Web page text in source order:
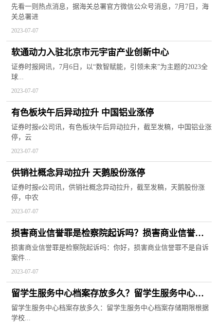
等十地食品；A股超3100股下跌，外资净流出近40
亿！
先看一则热点消息，据海关总署官方微信公众号消息，7月7日，海
关总署进
2023-07-07
软通动力入驻北京市元宇宙产业创新中心
证券时报网讯，7月6日，以“数智赋能，引领未来”为主题的2023全
球...
2023-07-07
有色板块午后异动拉升 中国铝业涨停
证券时报e公司讯，有色板块午后异动拉升，截至发稿，中国铝业涨
停，云
2023-07-07
供销社概念异动拉升 天鹅股份涨停
证券时报e公司讯，供销社概念异动拉升，截至发稿，天鹅股份涨
停，中农
2023-07-07
损害商业信誉罪是检察院起诉吗？损害商业信誉罪
追诉标准
损害商业信誉罪是检察院起诉吗：你好，损害商业信誉罪不是自诉
案件...
2023-07-07
留学生服务中心档案存放多久？留学生服务中心怎
么转档案过去？
留学生服务中心档案存放多久：留学生服务中心档案存储期限根据
学校...